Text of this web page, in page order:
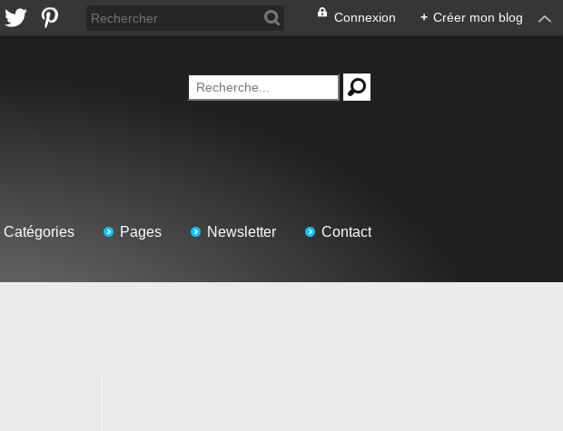
Connexion + Créer mon blog
Catégories Pages Newsletter Contact